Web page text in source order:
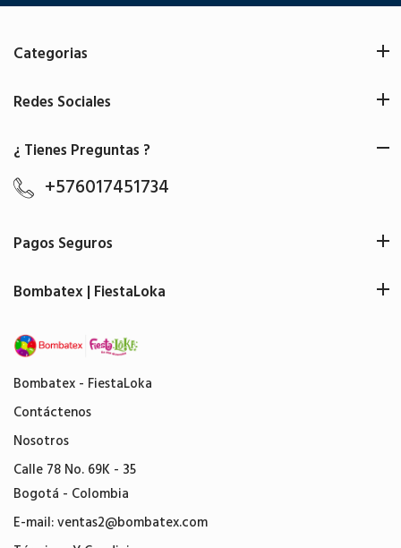
Bombatex - FiestaLoka
Contáctenos
Nosotros
Calle 78 No. 69K - 35
Bogotá - Colombia
E-mail:ventas2@bombatex.com
Categorias
Redes Sociales
¿ Tienes Preguntas ?
+576017451734
Pagos Seguros
Bombatex | FiestaLoka